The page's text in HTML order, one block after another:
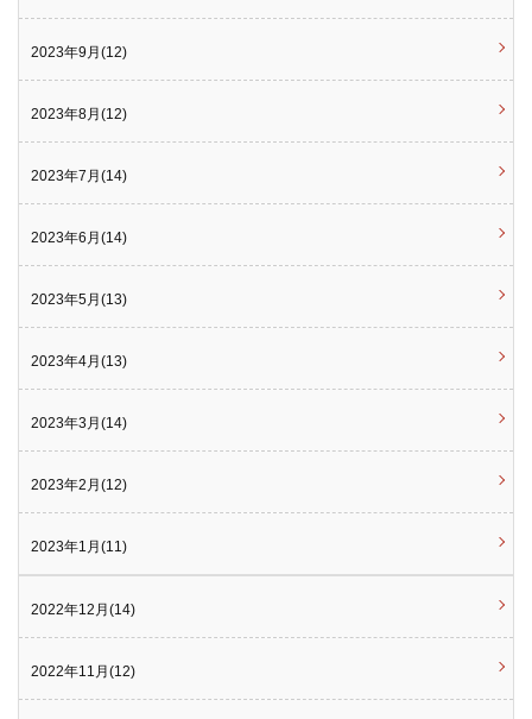
2023年9月(12)
2023年8月(12)
2023年7月(14)
2023年6月(14)
2023年5月(13)
2023年4月(13)
2023年3月(14)
2023年2月(12)
2023年1月(11)
2022年12月(14)
2022年11月(12)